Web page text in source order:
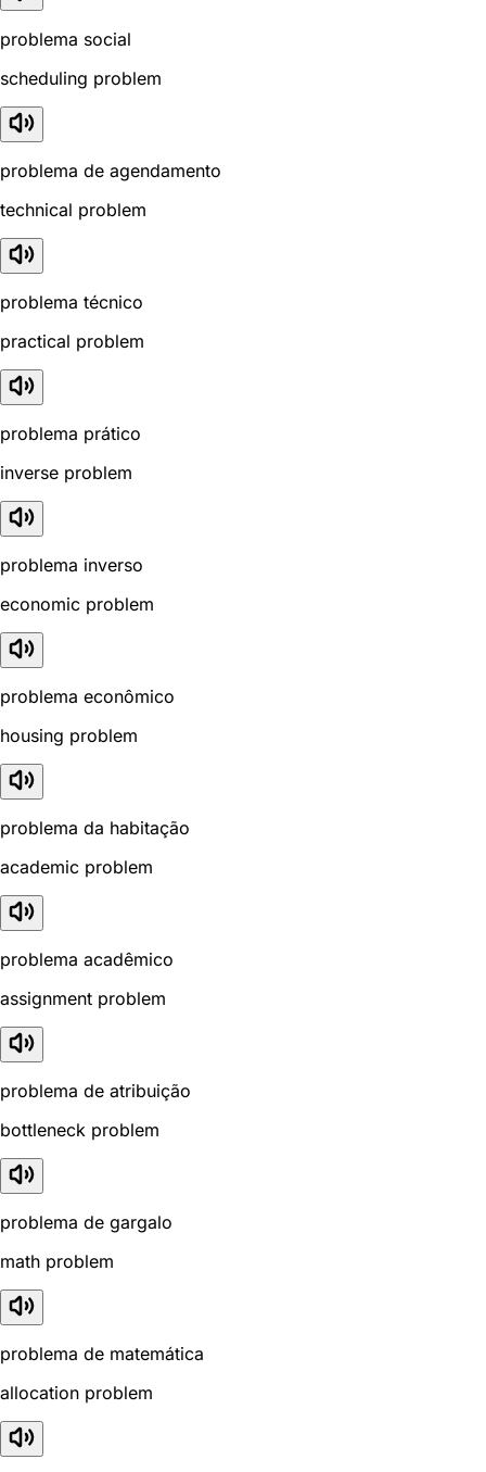
problema social
scheduling problem
problema de agendamento
technical problem
problema técnico
practical problem
problema prático
inverse problem
problema inverso
economic problem
problema econômico
housing problem
problema da habitação
academic problem
problema acadêmico
assignment problem
problema de atribuição
bottleneck problem
problema de gargalo
math problem
problema de matemática
allocation problem